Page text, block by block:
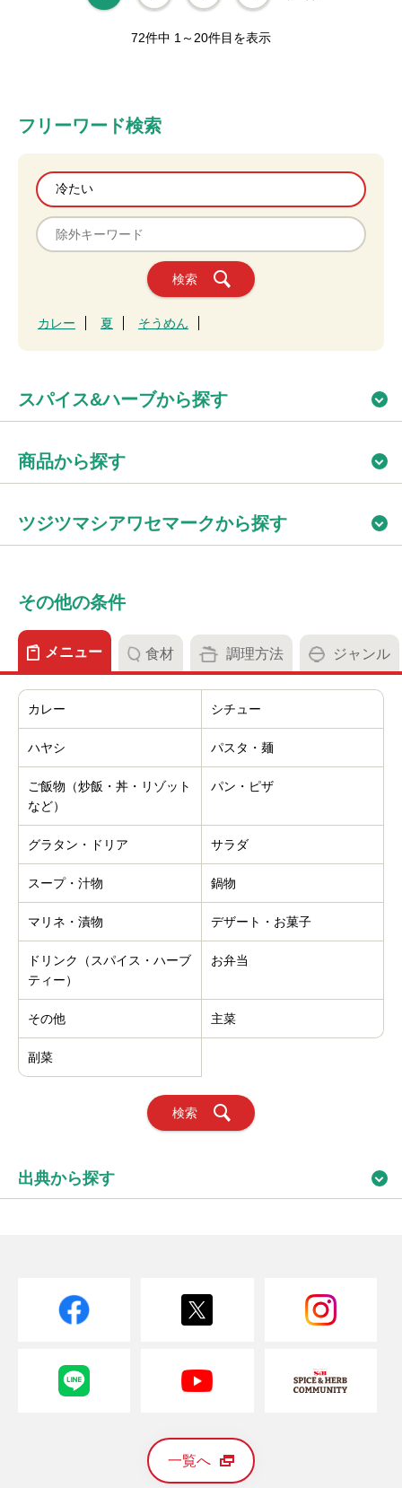
72件中 1～20件目を表示
フリーワード検索
検索
カレー 夏 そうめん
スパイス&ハーブから探す
商品から探す
ツジツマシアワセマークから探す
その他の条件
メニュー 食材 調理方法 ジャンル
カレー シチュー
ハヤシ パスタ・麺
ご飯物（炒飯・丼・リゾット
など）
パン・ピザ
グラタン・ドリア サラダ
スープ・汁物 鍋物
マリネ・漬物 デザート・お菓子
ドリンク（スパイス・ハーブ
ティー）
お弁当
その他 主菜
副菜
検索
出典から探す
一覧へ